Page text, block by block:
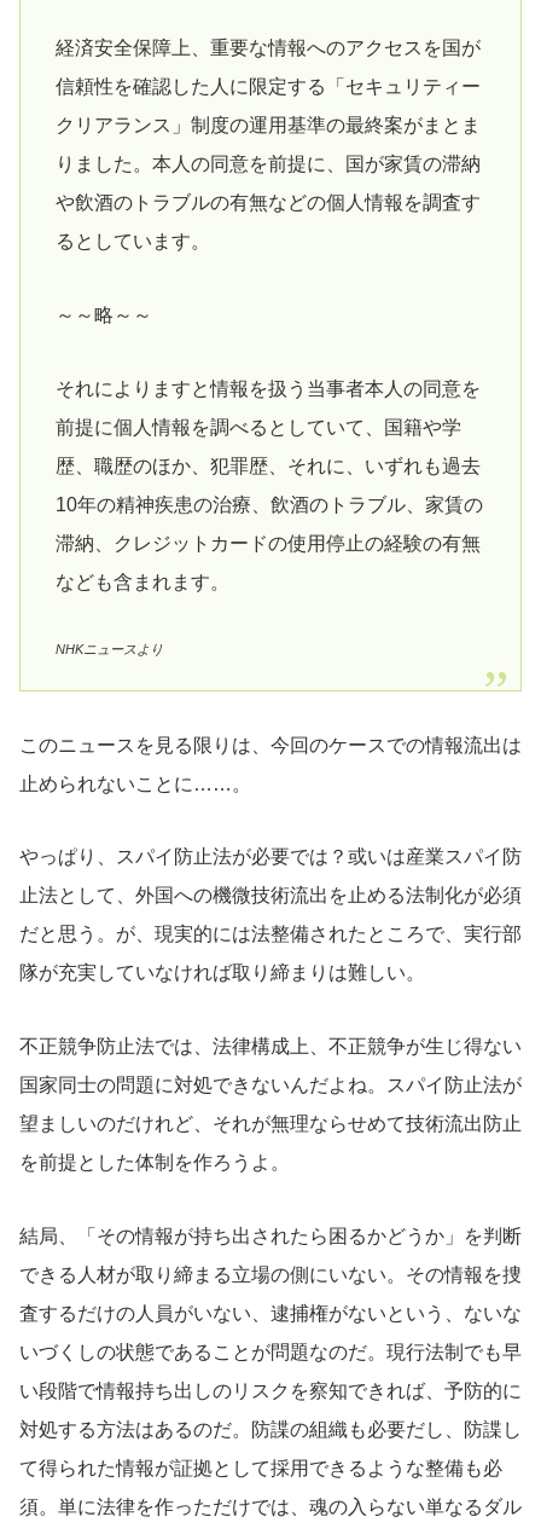
経済安全保障上、重要な情報へのアクセスを国が
信頼性を確認した人に限定する「セキュリティー
クリアランス」制度の運用基準の最終案がまとま
りました。本人の同意を前提に、国が家賃の滞納
や飲酒のトラブルの有無などの個人情報を調査す
るとしています。
～～略～～
それによりますと情報を扱う当事者本人の同意を
前提に個人情報を調べるとしていて、国籍や学
歴、職歴のほか、犯罪歴、それに、いずれも過去
10年の精神疾患の治療、飲酒のトラブル、家賃の
滞納、クレジットカードの使用停止の経験の有無
なども含まれます。
NHKニュースより
このニュースを見る限りは、今回のケースでの情報流出は
止められないことに……。
やっぱり、スパイ防止法が必要では？或いは産業スパイ防
止法として、外国への機微技術流出を止める法制化が必須
だと思う。が、現実的には法整備されたところで、実行部
隊が充実していなければ取り締まりは難しい。
不正競争防止法では、法律構成上、不正競争が生じ得ない
国家同士の問題に対処できないんだよね。スパイ防止法が
望ましいのだけれど、それが無理ならせめて技術流出防止
を前提とした体制を作ろうよ。
結局、「その情報が持ち出されたら困るかどうか」を判断
できる人材が取り締まる立場の側にいない。その情報を捜
査するだけの人員がいない、逮捕権がないという、ないな
いづくしの状態であることが問題なのだ。現行法制でも早
い段階で情報持ち出しのリスクを察知できれば、予防的に
対処する方法はあるのだ。防諜の組織も必要だし、防諜し
て得られた情報が証拠として採用できるような整備も必
須。単に法律を作っただけでは、魂の入らない単なるダル